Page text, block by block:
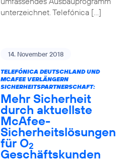
unterzeichnet. Telefónica […]
14. November 2018
TELEFÓNICA DEUTSCHLAND UND
MCAFEE VERLÄNGERN
SICHERHEITSPARTNERSCHAFT:
Mehr Sicherheit
durch aktuellste
McAfee-
Sicherheitslösungen
für O2
Geschäftskunden